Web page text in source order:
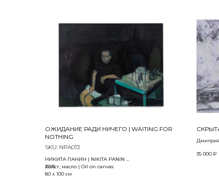
ОЖИДАНИЕ РАДИ НИЧЕГО | WAITING FOR
NOTHING
SKU: NPA013
НИКИТА ПАНИН | NIKITA PANIN
2015
Холст, масло | Oil on canvas
80 x 100 см
«End Of
35 000 ₽